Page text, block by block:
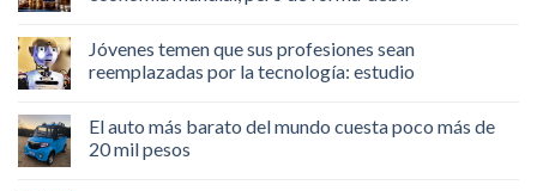
Jóvenes temen que sus profesiones sean
reemplazadas por la tecnología: estudio
El auto más barato del mundo cuesta poco más de
20 mil pesos